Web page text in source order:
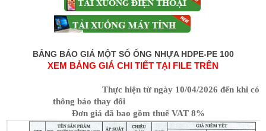
BẢNG BÁO GIÁ MỘT SỐ ỐNG NHỰA HDPE-PE 100
XEM BẢNG GIÁ CHI TIẾT TẠI FILE TRÊN
Thực hiện từ ngày 10/04/2026 đến khi có
thông báo thay đổi
Đơn giá đã bao gồm thuế VAT 8%